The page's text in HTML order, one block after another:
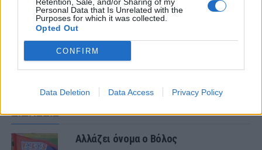
Personal Data that Is Unrelated with the
Purposes for which it was collected.
Opted Out
CONFIRM
Data Deletion Data Access Privacy Policy
Τα δεδομένα για τηλεοπτική κάλυψη
με Τρουά και Καλαμάτα
ΕΙΔΗΣΕΙΣ
Αλλάζει όνομα ο Βόλος
ΕΙΔΗΣΕΙΣ
Αλλάζει όνομα ο Βόλος